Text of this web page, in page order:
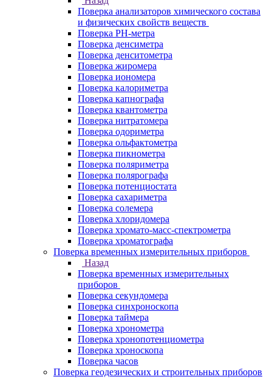
Поверка анализаторов химического состава
и физических свойств веществ
Поверка PH-метра
Поверка денсиметра
Поверка денситометра
Поверка жиромера
Поверка иономера
Поверка калориметра
Поверка капнографа
Поверка квантометра
Поверка нитратомера
Поверка одориметра
Поверка ольфактометра
Поверка пикнометра
Поверка поляриметра
Поверка полярографа
Поверка потенциостата
Поверка сахариметра
Поверка солемера
Поверка хлоридомера
Поверка хромато-масс-спектрометра
Поверка хроматографа
Поверка временных измерительных приборов
Назад
Поверка временных измерительных
приборов
Поверка секундомера
Поверка синхроноскопа
Поверка таймера
Поверка хронометра
Поверка хронопотенциометра
Поверка хроноскопа
Поверка часов
Поверка геодезических и строительных приборов